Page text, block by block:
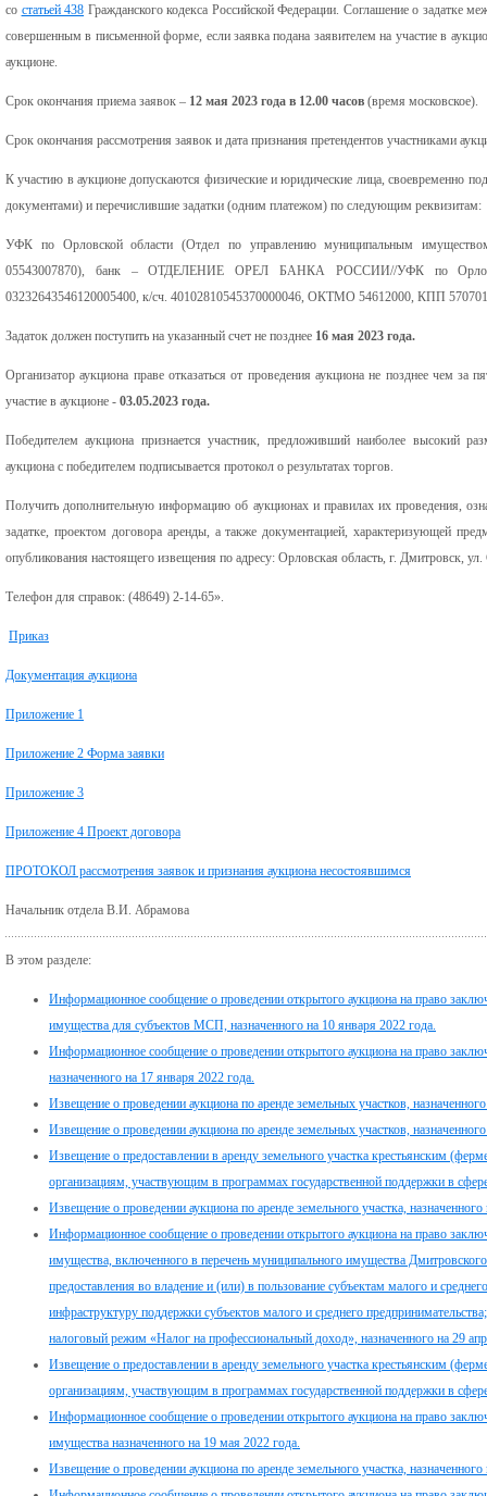
со статьей 438 Гражданского кодекса Российской Федерации. Соглашение о задатке
совершенным в письменной форме, если заявка подана заявителем на участие в
аукционе.
Срок окончания приема заявок – 12 мая 2023 года в 12.00 часов (время московское).
Срок окончания рассмотрения заявок и дата признания претендентов участниками
К участию в аукционе допускаются физические и юридические лица, своевременно
документами) и перечислившие задатки (одним платежом) по следующим реквизитам:
УФК по Орловской области (Отдел по управлению муниципальным
05543007870), банк – ОТДЕЛЕНИЕ ОРЕЛ БАНКА РОССИИ//УФК по
03232643546120005400, к/сч. 40102810545370000046, ОКТМО 54612000, КПП
Задаток должен поступить на указанный счет не позднее 16 мая 2023 года.
Организатор аукциона праве отказаться от проведения аукциона не позднее чем за
участие в аукционе - 03.05.2023 года.
Победителем аукциона признается участник, предложивший наиболее высокий
аукциона с победителем подписывается протокол о результатах торгов.
Получить дополнительную информацию об аукционах и правилах их проведения,
задатке, проектом договора аренды, а также документацией, характеризующей
опубликования настоящего извещения по адресу: Орловская область, г. Дмитровск,
Телефон для справок: (48649) 2-14-65».
Приказ
Документация аукциона
Приложение 1
Приложение 2 Форма заявки
Приложение 3
Приложение 4 Проект договора
ПРОТОКОЛ рассмотрения заявок и признания аукциона несостоявшимся
Начальник отдела В.И. Абрамова
В этом разделе:
Информационное сообщение о проведении открытого аукциона на право
имущества для субъектов МСП, назначенного на 10 января 2022 года.
Информационное сообщение о проведении открытого аукциона на право
назначенного на 17 января 2022 года.
Извещение о проведении аукциона по аренде земельных участков,
Извещение о проведении аукциона по аренде земельных участков,
Извещение о предоставлении в аренду земельного участка крестьянским
организациям, участвующим в программах государственной поддержки в сфере
Извещение о проведении аукциона по аренде земельного участка,
Информационное сообщение о проведении открытого аукциона на право
имущества, включенного в перечень муниципального имущества
предоставления во владение и (или) в пользование субъектам малого и
инфраструктуру поддержки субъектов малого и среднего
налоговый режим «Налог на профессиональный доход», назначенного на 29
Извещение о предоставлении в аренду земельного участка крестьянским
организациям, участвующим в программах государственной поддержки в сфере
Информационное сообщение о проведении открытого аукциона на право
имущества назначенного на 19 мая 2022 года.
Извещение о проведении аукциона по аренде земельного участка,